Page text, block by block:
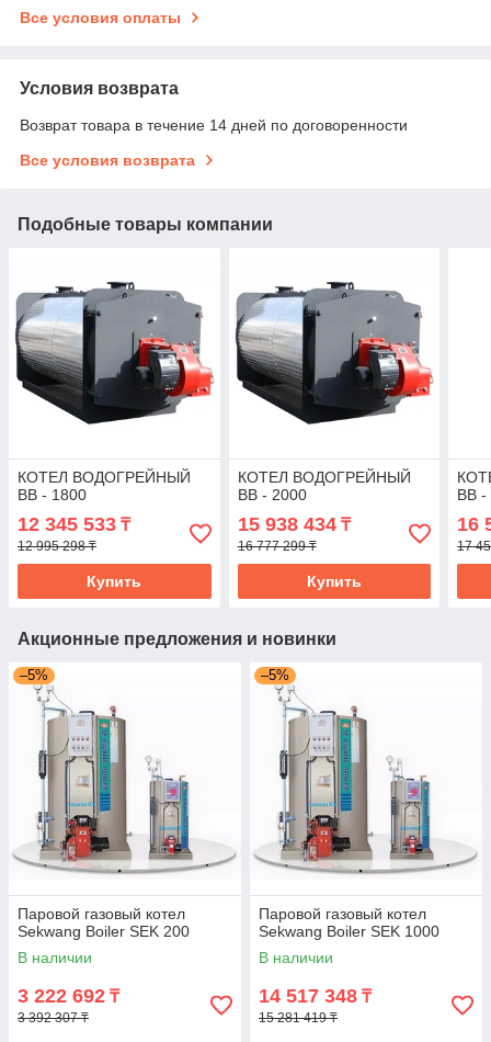
Все условия оплаты
Условия возврата
Возврат товара в течение 14 дней по договоренности
Все условия возврата
Подобные товары компании
КОТЕЛ ВОДОГРЕЙНЫЙ
BB - 1800
12 345 533 ₸
12 995 298 ₸
Купить
КОТЕЛ ВОДОГРЕЙНЫЙ
BB - 2000
15 938 434₸
16 777 299 ₸
Купить
BB
16
17
Акционные предложения и новинки
–5%
Паровой газовый котел
Sekwang Boiler SEK 200
В наличии
3 222 692 ₸
3 392 307 ₸
–5%
Паровой газовый котел
Sekwang Boiler SEK 1000
В наличии
14 517 348 ₸
15 281 419 ₸